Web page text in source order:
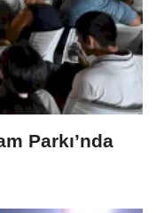
Parkı’nda